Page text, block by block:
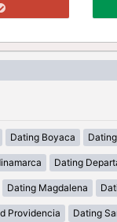
Dating Boyaca
Dating
Dating Magdalena
Providencia Dating